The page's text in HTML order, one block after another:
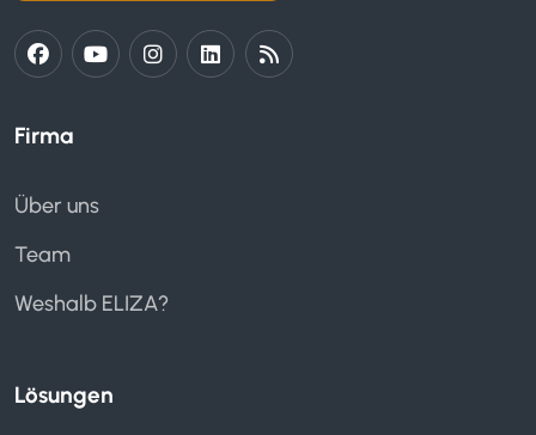
Firma
Über uns
Team
Weshalb ELIZA?
Lösungen